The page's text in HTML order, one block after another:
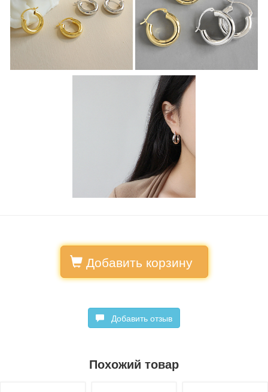
Добавить корзину
Добавить отзыв
Похожий товар